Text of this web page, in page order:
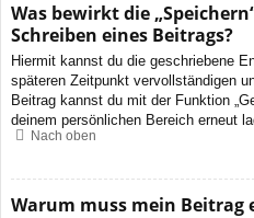
Was bewirkt die
Schreiben eines Beitrags?
Hiermit kannst du die geschriebene
späteren Zeitpunkt vervollständigen
Beitrag kannst du mit der Funktion
deinem persönlichen Bereich erneut
Nach oben
Warum muss mein Beitrag